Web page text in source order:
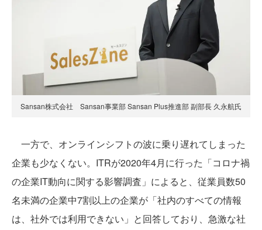
Sansan株式会社 Sansan事業部 Sansan Plus推進部 副部長 久永航氏
一方で、オンラインシフトの波に乗り遅れてしまった
企業も少なくない。ITRが2020年4月に行った「コロナ禍
の企業IT動向に関する影響調査」によると、従業員数50
名未満の企業中7割以上の企業が「社内のすべての情報
は、社外では利用できない」と回答しており、急激な社